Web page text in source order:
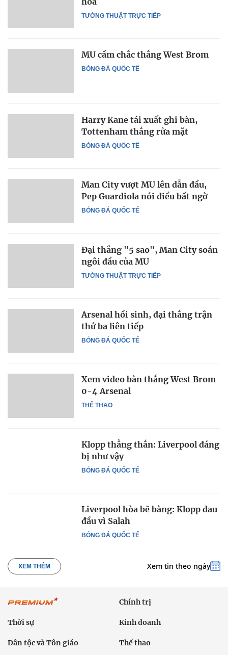
TƯỜNG THUẬT TRỰC TIẾP
BÓNG ĐÁ QUỐC TẾ
MU cầm chắc thắng West Brom
BÓNG ĐÁ QUỐC TẾ
Harry Kane tái xuất ghi bàn,
Tottenham thắng rửa mặt
BÓNG ĐÁ QUỐC TẾ
Man City vượt MU lên dẫn đầu,
Pep Guardiola nói điều bất ngờ
TƯỜNG THUẬT TRỰC TIẾP
Đại thắng "5 sao", Man City soán
ngôi đầu của MU
BÓNG ĐÁ QUỐC TẾ
Arsenal hồi sinh, đại thắng trận
thứ ba liên tiếp
THỂ THAO
Xem video bàn thắng West Brom
0-4 Arsenal
BÓNG ĐÁ QUỐC TẾ
Klopp thẳng thắn: Liverpool đáng
bị như vậy
BÓNG ĐÁ QUỐC TẾ
Liverpool hòa bẽ bàng: Klopp đau
đầu vì Salah
XEM THÊM Xem tin theo ngày
Chính trị
Thời sự Kinh doanh
Dân tộc và Tôn giáo Thể thao